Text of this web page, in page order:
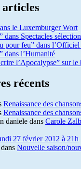
articles
le Luxemburger Wort
dans Spectacles sélection
pour feu” dans l’Officiel
dans l’Humanité
l’Apocalypse” sur
récents
Renaissance des
Renaissance des
daniele dans Carole
27 février 2012 à 21h
dans Nouvelle saison/